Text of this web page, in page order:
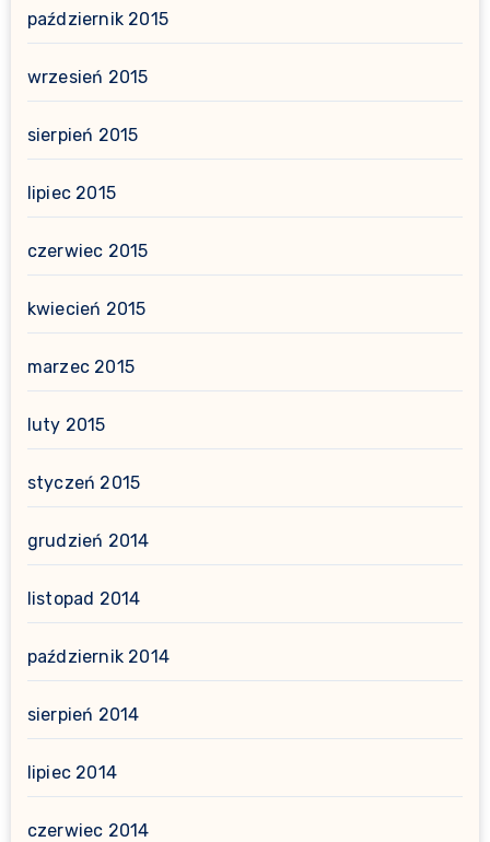
październik 2015
wrzesień 2015
sierpień 2015
lipiec 2015
czerwiec 2015
kwiecień 2015
marzec 2015
luty 2015
styczeń 2015
grudzień 2014
listopad 2014
październik 2014
sierpień 2014
lipiec 2014
czerwiec 2014